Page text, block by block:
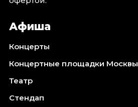
Афиша
Концерты
Концертные площадки Москвы
Театр
Стендап